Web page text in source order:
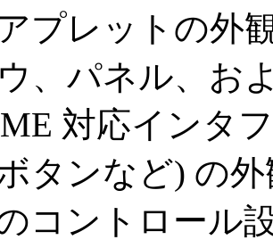
プレットの外
、パネル、お
対応インタ
タンなど) の
コントロール